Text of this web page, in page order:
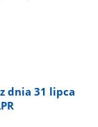
dnia 31 lipca